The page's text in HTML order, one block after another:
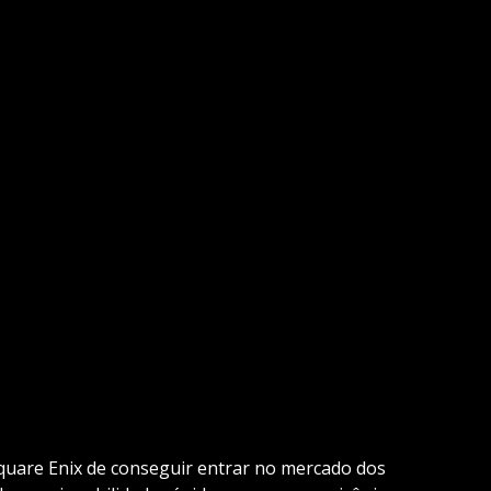
Enix de conseguir entrar no mercado dos